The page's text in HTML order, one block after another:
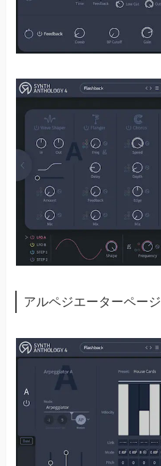
アルペジエーターページ